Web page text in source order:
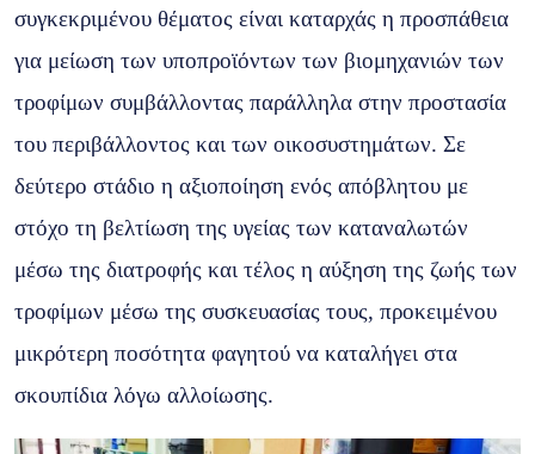
συγκεκριμένου θέματος είναι καταρχάς η προσπάθεια
για μείωση των υποπροϊόντων των βιομηχανιών των
τροφίμων συμβάλλοντας παράλληλα στην προστασία
του περιβάλλοντος και των οικοσυστημάτων. Σε
δεύτερο στάδιο η αξιοποίηση ενός απόβλητου με
στόχο τη βελτίωση της υγείας των καταναλωτών
μέσω της διατροφής και τέλος η αύξηση της ζωής των
τροφίμων μέσω της συσκευασίας τους, προκειμένου
μικρότερη ποσότητα φαγητού να καταλήγει στα
σκουπίδια λόγω αλλοίωσης.